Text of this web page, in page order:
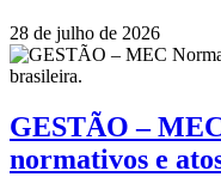
28 de julho de 2026
GESTÃO –
normativos e